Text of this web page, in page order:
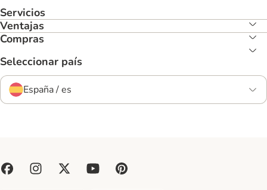
Servicios
Ventajas
Compras
Seleccionar país
España / es